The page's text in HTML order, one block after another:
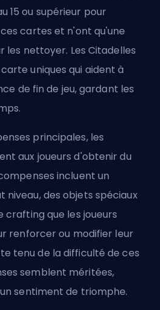
15 ou supérieur pour
cartes et n'ont qu'une
les nettoyer. Les Citadelles
uniques qui aident à
de fin de jeu, gardant les
principales, les
aux joueurs d'obtenir du
incluent un
niveau, des objets spéciaux
crafting que les joueurs
renforcer ou modifier leur
tenu de la difficulté de ces
semblent méritées,
sentiment de triomphe.